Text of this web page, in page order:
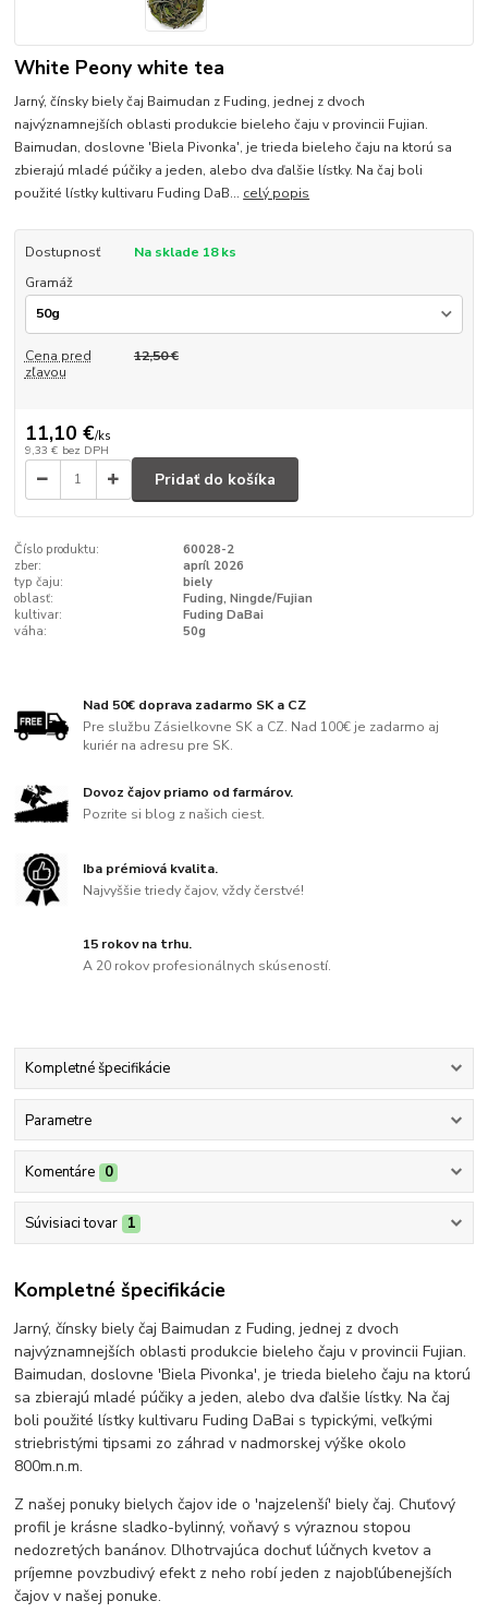
White Peony white tea
Jarný, čínsky biely čaj Baimudan z Fuding, jednej z dvoch
najvýznamnejších oblasti produkcie bieleho čaju v provincii Fujian.
Baimudan, doslovne 'Biela Pivonka', je trieda bieleho čaju na ktorú sa
zbierajú mladé púčiky a jeden, alebo dva ďalšie lístky. Na čaj boli
použité lístky kultivaru Fuding DaB... celý popis
Dostupnosť
Na sklade 18 ks
Gramáž
Cena pred
zľavou
12,50 €
11,10 €/ks
9,33 € bez DPH
Pridať do košíka
Číslo produktu:
60028-2
zber:
apríl 2026
typ čaju:
biely
oblasť:
Fuding, Ningde/Fujian
kultivar:
Fuding DaBai
váha:
50g
Nad 50€ doprava zadarmo SK a CZ
Pre službu Zásielkovne SK a CZ. Nad 100€ je zadarmo aj
kuriér na adresu pre SK.
Dovoz čajov priamo od farmárov.
Pozrite si blog z našich ciest.
Iba prémiová kvalita.
Najvyššie triedy čajov, vždy čerstvé!
15 rokov na trhu.
A 20 rokov profesionálnych skúseností.
Kompletné špecifikácie
Parametre
Komentáre 0
Súvisiaci tovar 1
Kompletné špecifikácie
Jarný, čínsky biely čaj Baimudan z Fuding, jednej z dvoch
najvýznamnejších oblasti produkcie bieleho čaju v provincii Fujian.
Baimudan, doslovne 'Biela Pivonka', je trieda bieleho čaju na ktorú
sa zbierajú mladé púčiky a jeden, alebo dva ďalšie lístky. Na čaj
boli použité lístky kultivaru Fuding DaBai s typickými, veľkými
striebristými tipsami zo záhrad v nadmorskej výške okolo
800m.n.m.
Z našej ponuky bielych čajov ide o 'najzelenší' biely čaj. Chuťový
profil je krásne sladko-bylinný, voňavý s výraznou stopou
nedozretých banánov. Dlhotrvajúca dochuť lúčnych kvetov a
príjemne povzbudivý efekt z neho robí jeden z najobľúbenejších
čajov v našej ponuke.